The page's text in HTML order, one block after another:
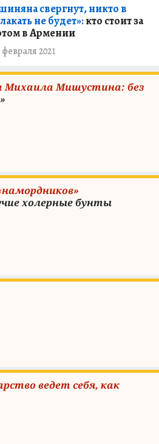
свергнут, никто в
не будет»:кто стоит за
в Армении
февраля 2021
Михаила Мишустина: без
холерные бунты
ведет себя, как